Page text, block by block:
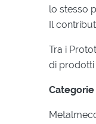
lo stesso
Il
Tra i
di prodotti
Categorie